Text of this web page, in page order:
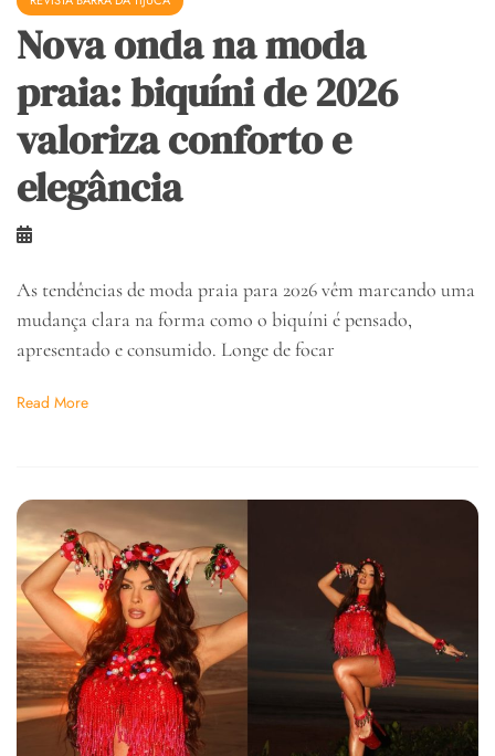
Nova onda na moda
praia: biquíni de 2026
valoriza conforto e
elegância
As tendências de moda praia para 2026 vêm marcando uma
mudança clara na forma como o biquíni é pensado,
apresentado e consumido. Longe de focar
Read More